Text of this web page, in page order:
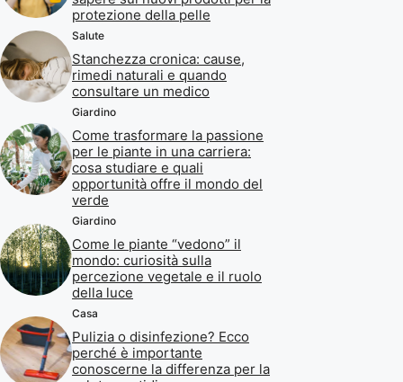
protezione della pelle
Salute
Stanchezza cronica: cause,
rimedi naturali e quando
consultare un medico
Giardino
Come trasformare la passione
per le piante in una carriera:
cosa studiare e quali
opportunità offre il mondo del
verde
Giardino
Come le piante “vedono” il
mondo: curiosità sulla
percezione vegetale e il ruolo
della luce
Casa
Pulizia o disinfezione? Ecco
perché è importante
conoscerne la differenza per la